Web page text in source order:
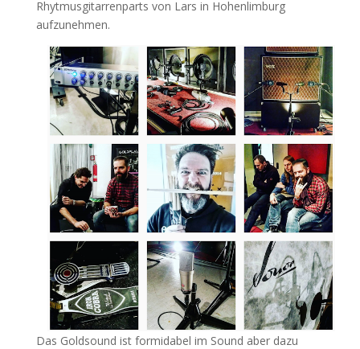
Rhytmusgitarrenparts von Lars in Hohenlimburg
aufzunehmen.
Das Goldsound ist formidabel im Sound aber dazu